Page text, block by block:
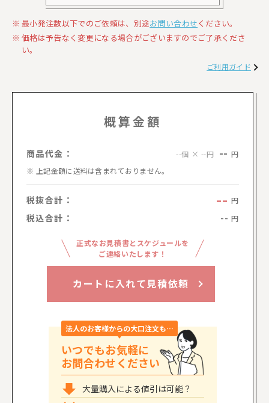
最小発注数以下でのご依頼は、別途お問い合わせください。
価格は予告なく変更になる場合がございますのでご了承くださ
い。
ご利用ガイド
概算金額
商品代金： --個 × --円 -- 円
上記金額に送料は含まれておりません。
税抜合計： -- 円
税込合計： -- 円
正式なお見積書とスケジュールを
ご連絡いたします！
カートに入れて見積依頼
法人のお客様からの大口注文も…
いつでもお気軽に
お問合わせください
大量購入による値引は可能？